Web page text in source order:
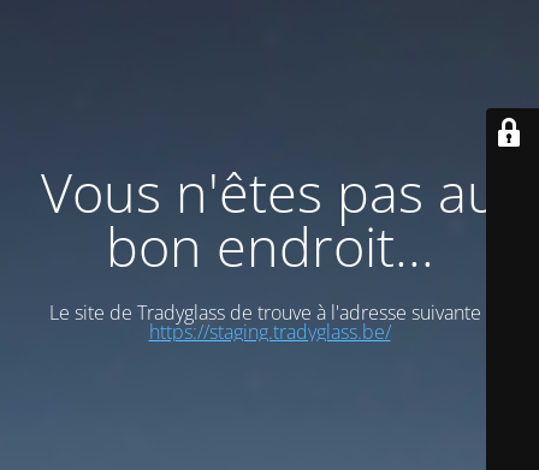
Vous n'êtes pas au
bon endroit...
Le site de Tradyglass de trouve à l'adresse suivante :
https://staging.tradyglass.be/